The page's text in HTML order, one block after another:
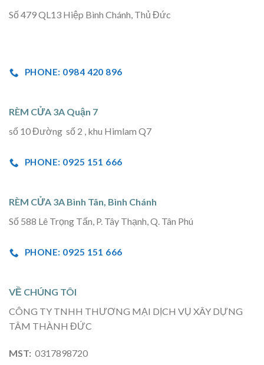
Số 479 QL13 Hiệp Bình Chánh, Thủ Đức
PHONE: 0984 420 896
RÈM CỬA 3A Quận 7
số 10 Đường số 2 , khu Himlam Q7
PHONE: 0925 151 666
RÈM CỬA 3A Bình Tân, Bình Chánh
Số 588 Lê Trọng Tấn, P. Tây Thạnh, Q. Tân Phú
PHONE: 0925 151 666
VỀ CHÚNG TÔI
CÔNG TY TNHH THƯƠNG MẠI DỊCH VỤ XÂY DỰNG
TÂM THÀNH ĐỨC
MST: 0317898720